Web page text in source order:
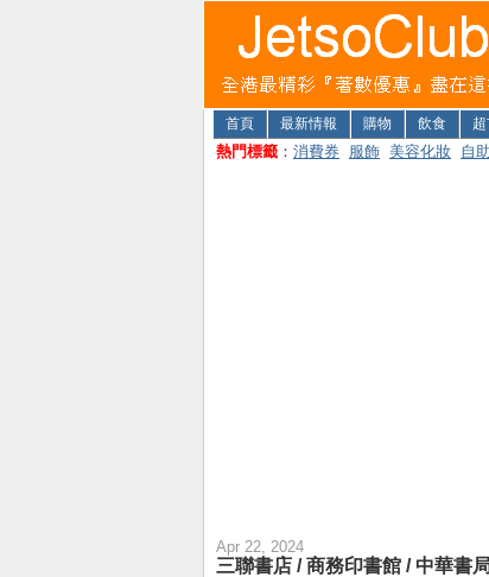
首頁 最新情報 購物 飲食
熱門標籤 ： 消費券 服飾 美容化妝 自
Apr 22, 2024
三聯書店 / 商務印書館 / 中華書